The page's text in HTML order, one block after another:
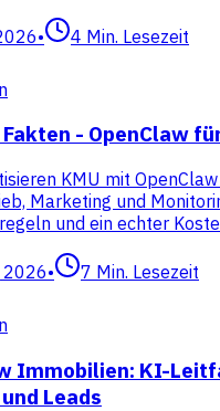
• 4 Min. Lesezeit
- OpenClaw
KMU mit
Marketing und
und ein echter
2026• 7 Min. Lesezeit
Immobilien: KI-
Leads